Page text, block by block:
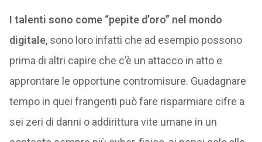
I talenti sono come “pepite d’oro” nel mondo
digitale, sono loro infatti che ad esempio possono
prima di altri capire che c’è un attacco in atto e
approntare le opportune contromisure. Guadagnare
tempo in quei frangenti può fare risparmiare cifre a
sei zeri di danni o addirittura vite umane in un